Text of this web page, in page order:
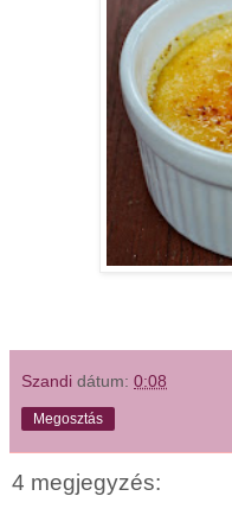
Szandi dátum: 0:08
Megosztás
4 megjegyzés: